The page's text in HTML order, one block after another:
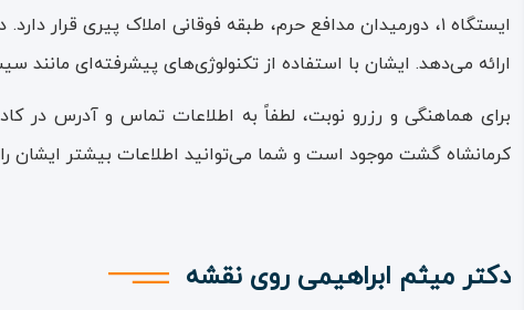
ایستگاه ۱، دورمیدان مدافع حرم، طبقه فوقانی املاک پیری
ارائه می‌دهد. ایشان با استفاده از تکنولوژی‌های پیشرفته‌ای مانند
برای هماهنگی و رزرو نوبت، لطفاً به اطلاعات تماس و آدرس در
کرمانشاه گشت موجود است و شما می‌توانید اطلاعات بیشتر ایشان
دکتر میثم ابراهیمی روی نقشه